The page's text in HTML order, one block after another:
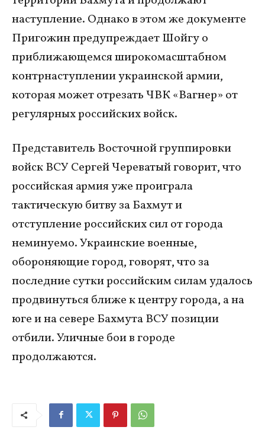
наступление. Однако в этом же документе
Пригожин предупреждает Шойгу о
приближающемся широкомасштабном
контрнаступлении украинской армии,
которая может отрезать ЧВК «Вагнер» от
регулярных российских войск.
Представитель Восточной группировки
войск ВСУ Сергей Череватый говорит, что
российская армия уже проиграла
тактическую битву за Бахмут и
отступление российских сил от города
неминуемо. Украинские военные,
обороняющие город, говорят, что за
последние сутки российским силам удалось
продвинуться ближе к центру города, а на
юге и на севере Бахмута ВСУ позиции
отбили. Уличные бои в городе
продолжаются.